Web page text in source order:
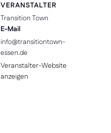
VERANSTALTER
Transition Town
E-Mail
info@transitiontown-
essen.de
Veranstalter-Website
anzeigen